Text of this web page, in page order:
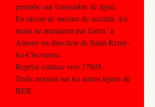
perturbe sur l'ensemble de ligne.
En raison de mesure de securite, les
trains ne marquent pas l'arret `a
Antony en direction de Saint-Remy-
les-Chevreuse.
Reprise estimee vers 17h05.
Trafic normal sur les autres lignes de
RER.